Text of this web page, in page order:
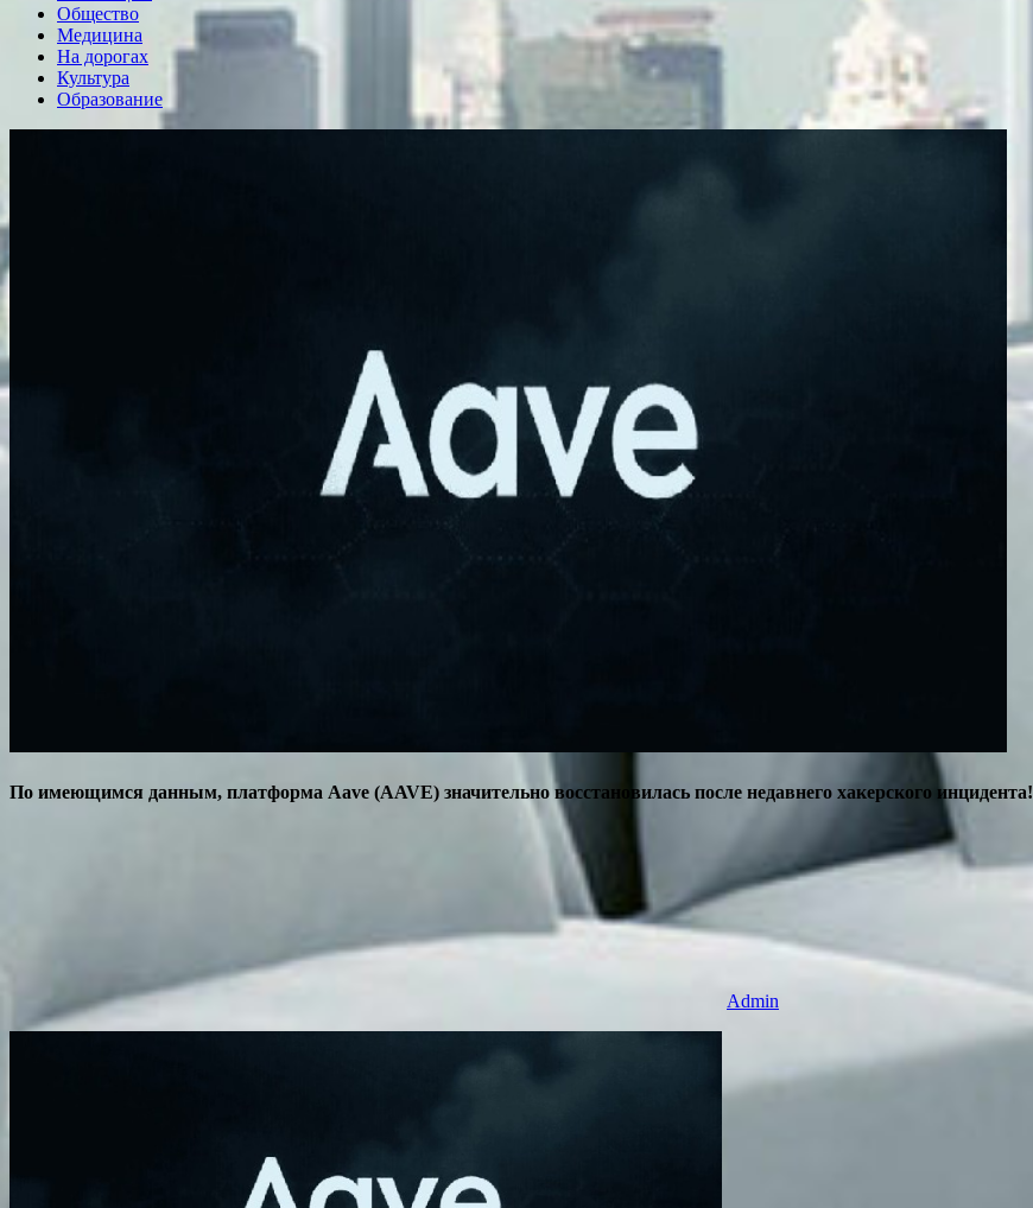
Общество
Медицина
На дорогах
Культура
Образование
По имеющимся данным, платформа Aave (AAVE) значительно восстановилась после недавнего хакерского инцидента!
Admin